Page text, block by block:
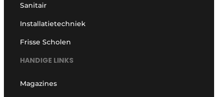
Sanitair
Installatietechniek
Frisse Scholen
HANDIGE LINKS
Magazines